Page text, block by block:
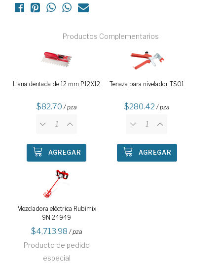
Productos Complementarios
Llana dentada de 12 mm P12X12
82.70 / pza
AGREGAR
Tenaza para nivelador TS01
280.42 / pza
AGREGAR
Mezcladora eléctrica Rubimix
9N 24949
4,713.98 / pza
Producto de pedido
especial